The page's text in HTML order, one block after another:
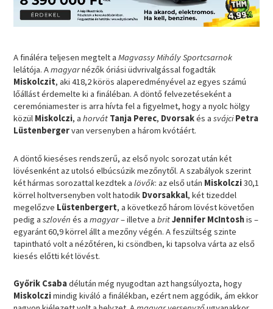
A fináléra teljesen megtelt aMagvassy Mihály Sportcsarnok
lelátója. Amagyarnézők óriási üdvrivalgással fogadták
Miskolczit, aki 418,2 körös alaperedményével az egyes számú
lőállást érdemelte ki a fináléban. A döntő felvezetéseként a
ceremóniamester is arra hívta fel a figyelmet, hogy a nyolc hölgy
közül Miskolczi, ahorvát Tanja Perec, Dvorsakés asvájci Petra
Lüstenbergervan versenyben a három kvótáért.
A döntő kieséses rendszerű, az első nyolc sorozat után két
lövésenként az utolsó elbúcsúzik mezőnytől. A szabályok szerint
két hármas sorozattal kezdtek alövők: az első után Miskolczi30,1
körrel holtversenyben volt hatodik Dvorsakkal, két tizeddel
megelőzve Lüstenbergert, a következő három lövést követően
pedig aszlovén és a magyar– illetve abritJennifer McIntoshis –
egyaránt 60,9 körrel állt a mezőny végén. A feszültség szinte
tapintható volt a nézőtéren, ki csöndben, ki tapsolva várta az első
kiesés előtti két lövést.
Győrik Csabadélután még nyugodtan azt hangsúlyozta, hogy
Miskolczimindig kiváló a finálékban, ezért nem aggódik, ám ekkor